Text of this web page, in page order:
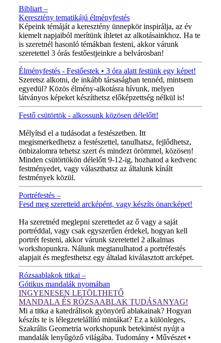
Bibliart –
Keresztény tematikájú élményfestés
Képeink témáját a keresztény ünnepkör inspirálja, az év
kiemelt napjaiból merítünk ihletet az alkotásainkhoz. Ha te
is szeretnél hasonló témákban festeni, akkor várunk
szeretettel 3 órás festőestjeinkre a belvárosban!
Élményfestés - Festőestek • 3 óra alatt festünk egy képet!
Szeretsz alkotni, de inkább társaságban tennéd, mintsem
egyedül? Közös élmény-alkotásra hívunk, melyen
látványos képeket készíthetsz előképzettség nélkül is!
Festő csütörtök - alkossunk közösen délelőtt!
Mélyítsd el a tudásodat a festészetben. Itt
megismerkedhetsz a festészettel, tanulhatsz, fejlődhetsz,
önbizalomra tehetsz szert és mindezt örömmel, közösen!
Minden csütörtökön délelőtt 9-12-ig, hozhatod a kedvenc
festményedet, vagy választhatsz az általunk kínált
festmények közül.
Portréfestés –
Fesd meg szeretteid arcképént, vagy készíts önarcképet!
Ha szeretnéd meglepni szerettedet az ő vagy a saját
portréddal, vagy csak egyszerűen érdekel, hogyan kell
portrét festeni, akkor várunk szeretettel 2 alkalmas
workshopunkra. Nálunk megtanulhatod a portréfestés
alapjait és megfesthetsz egy általad kiválasztott arcképet.
Rózsaablakok titkai –
Gótikus mandalák nyomában
INGYENESEN LETÖLTHETŐ
MANDALA ÉS RÓZSAABLAK TUDÁSANYAG!
Mi a titka a katedrálisok gyönyörű ablakainak? Hogyan
készíts te is lélegzetelállító mintákat? Ez a különleges,
Szakrális Geometria workshopunk betekintést nyújt a
mandalák lenyűgöző világába. Tudomány • Művészet •